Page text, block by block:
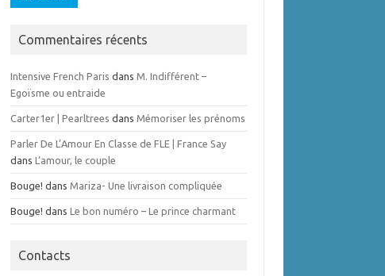
Commentaires récents
Intensive French Paris dansM. Indifférent –
Egoïsme ou entraide
Carter1er | Pearltrees dansMémoriser les prénoms
Parler De L’Amour En Classe de FLE | France Say
dansL’amour, le couple
Bouge! dansMariza- Une livraison compliquée
Bouge! dansLe bon numéro – Le prince charmant
Contacts